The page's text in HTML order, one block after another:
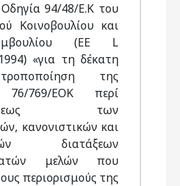
94/48/Ε.Κ του
Κοινοβουλίου και
(EE L
«για τη δέκατη
της
76/769/ΕΟΚ περί
των
κανονιστικών και
διατάξεων
μελών που
περιορισμούς της